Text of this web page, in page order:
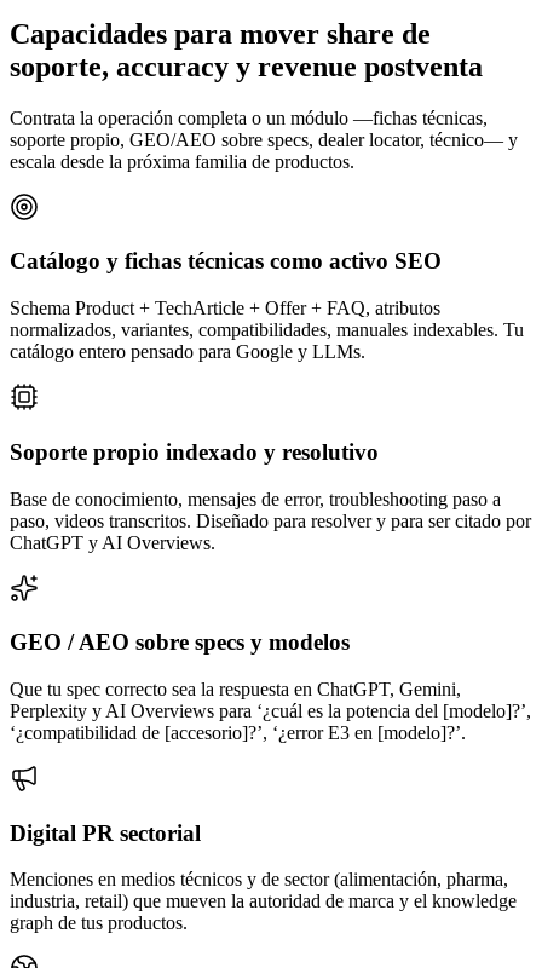
Capacidades para mover share de
soporte, accuracy y revenue postventa
Contrata la operación completa o un módulo —fichas técnicas,
soporte propio, GEO/AEO sobre specs, dealer locator, técnico— y
escala desde la próxima familia de productos.
Catálogo y fichas técnicas como activo SEO
Schema Product + TechArticle + Offer + FAQ, atributos
normalizados, variantes, compatibilidades, manuales indexables. Tu
catálogo entero pensado para Google y LLMs.
Soporte propio indexado y resolutivo
Base de conocimiento, mensajes de error, troubleshooting paso a
paso, videos transcritos. Diseñado para resolver y para ser citado por
ChatGPT y AI Overviews.
GEO / AEO sobre specs y modelos
Que tu spec correcto sea la respuesta en ChatGPT, Gemini,
Perplexity y AI Overviews para ‘¿cuál es la potencia del [modelo]?’,
‘¿compatibilidad de [accesorio]?’, ‘¿error E3 en [modelo]?’.
Digital PR sectorial
Menciones en medios técnicos y de sector (alimentación, pharma,
industria, retail) que mueven la autoridad de marca y el knowledge
graph de tus productos.